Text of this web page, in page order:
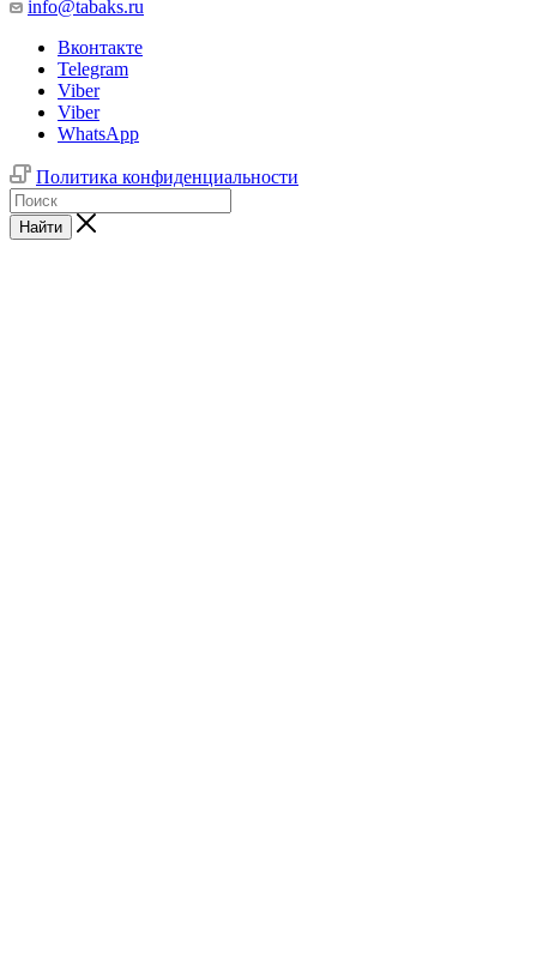
info@tabaks.ru
Вконтакте
Telegram
Viber
Viber
WhatsApp
Политика конфиденциальности
Найти